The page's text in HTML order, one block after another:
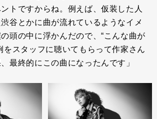
トですからね。例えば、仮装した人
谷とかに曲が流れているようなイメ
頭の中に浮かんだので、“こんな曲が
をスタッフに聴いてもらって作家さん
最終的にこの曲になったんです」